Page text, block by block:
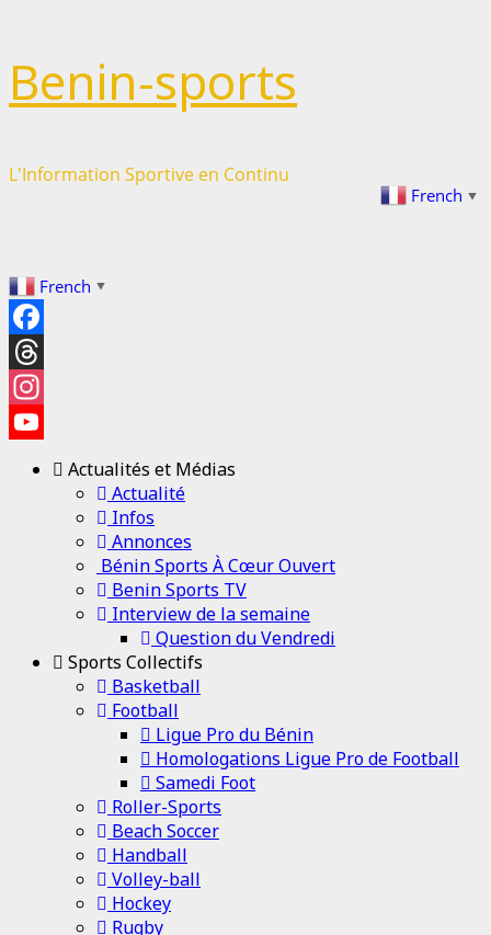
au
contenu
Benin-sports
L'Information Sportive en Continu
French ▼
French ▼
Facebook
Threads
Instagram
YouTube
Channel
Actualités et Médias
Actualité
Infos
Annonces
Bénin Sports À Cœur Ouvert
Benin Sports TV
Interview de la semaine
Question du Vendredi
Sports Collectifs
Basketball
Football
Ligue Pro du Bénin
Homologations Ligue Pro de Football
Samedi Foot
Roller-Sports
Beach Soccer
Handball
Volley-ball
Hockey
Rugby